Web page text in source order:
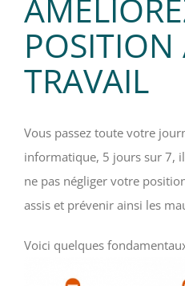
POSITION
TRAVAIL
Vous passez toute votre
informatique, 5 jours sur 7,
ne pas négliger votre
assis et prévenir ainsi les
Voici quelques